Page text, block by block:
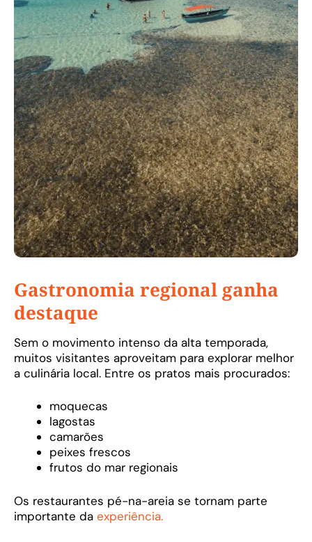
Gastronomia regional ganha
destaque
Sem o movimento intenso da alta temporada,
muitos visitantes aproveitam para explorar melhor
a culinária local. Entre os pratos mais procurados:
moquecas
lagostas
camarões
peixes frescos
frutos do mar regionais
Os restaurantes pé-na-areia se tornam parte
importante da experiência.